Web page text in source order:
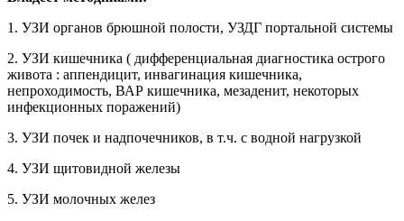
1. УЗИ органов брюшной полости, УЗДГ портальной системы
2. УЗИ кишечника ( дифференциальная диагностика острого
живота : аппендицит, инвагинация кишечника,
непроходимость, ВАР кишечника, мезаденит, некоторых
инфекционных поражений)
3. УЗИ почек и надпочечников, в т.ч. с водной нагрузкой
4. УЗИ щитовидной железы
5. УЗИ молочных желез